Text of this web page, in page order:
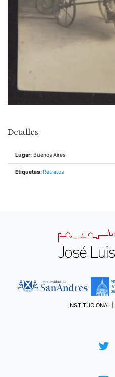
Detalles
Lugar: Buenos Aires
Etiquetas: Retratos
INSTITUCIONAL